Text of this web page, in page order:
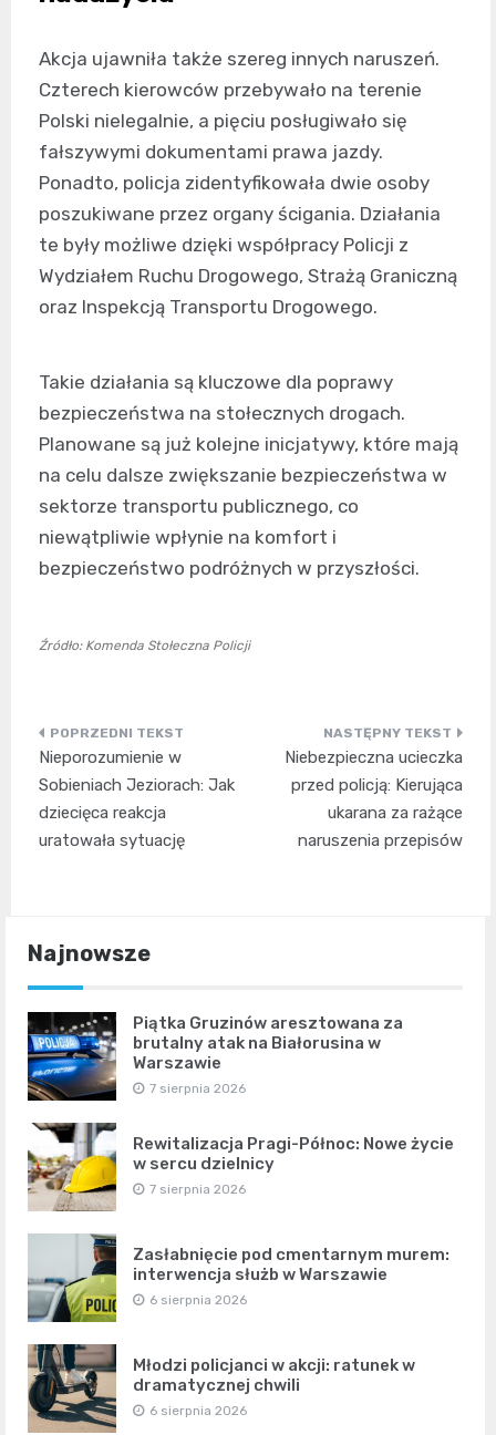
Akcja ujawniła także szereg innych naruszeń.
Czterech kierowców przebywało na terenie
Polski nielegalnie, a pięciu posługiwało się
fałszywymi dokumentami prawa jazdy.
Ponadto, policja zidentyfikowała dwie osoby
poszukiwane przez organy ścigania. Działania
te były możliwe dzięki współpracy Policji z
Wydziałem Ruchu Drogowego, Strażą Graniczną
oraz Inspekcją Transportu Drogowego.
Takie działania są kluczowe dla poprawy
bezpieczeństwa na stołecznych drogach.
Planowane są już kolejne inicjatywy, które mają
na celu dalsze zwiększanie bezpieczeństwa w
sektorze transportu publicznego, co
niewątpliwie wpłynie na komfort i
bezpieczeństwo podróżnych w przyszłości.
Źródło: Komenda Stołeczna Policji
Nawigacja
wpisu
Nieporozumienie w
Sobieniach Jeziorach: Jak
dziecięca reakcja
uratowała sytuację
Niebezpieczna ucieczka
przed policją: Kierująca
ukarana za rażące
naruszenia przepisów
Najnowsze
Piątka Gruzinów aresztowana za
brutalny atak na Białorusina w
Warszawie
7 sierpnia 2026
Rewitalizacja Pragi-Północ: Nowe życie
w sercu dzielnicy
7 sierpnia 2026
Zasłabnięcie pod cmentarnym murem:
interwencja służb w Warszawie
6 sierpnia 2026
Młodzi policjanci w akcji: ratunek w
dramatycznej chwili
6 sierpnia 2026